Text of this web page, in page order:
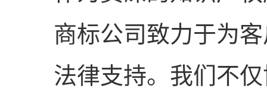
商标公司致力于为
法律支持。我们不